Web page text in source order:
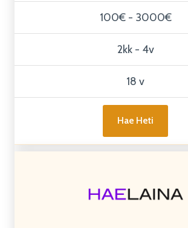
100€ - 3000€
2kk - 4v
18 v
Hae Heti